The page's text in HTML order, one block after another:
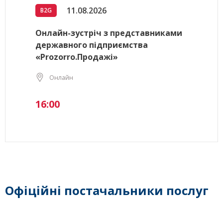
B2G 11.08.2026
Онлайн-зустріч з представниками
державного підприємства
«Prozorro.Продажі»
Онлайн
16:00
Офіційні постачальники послуг